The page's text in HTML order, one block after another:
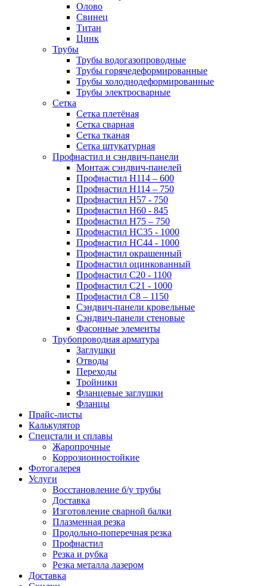
Олово
Свинец
Титан
Цинк
Трубы
Трубы водогазопроводные
Трубы горячедеформированные
Трубы холоднодеформированные
Трубы электросварные
Сетка
Сетка плетёная
Сетка сварная
Сетка тканая
Сетка штукатурная
Профнастил и сэндвич-панели
Монтаж сэндвич-панелей
Профнастил Н114 – 600
Профнастил Н114 – 750
Профнастил Н57 - 750
Профнастил Н60 - 845
Профнастил Н75 – 750
Профнастил НС35 - 1000
Профнастил НС44 - 1000
Профнастил окрашенный
Профнастил оцинкованный
Профнастил С20 - 1100
Профнастил С21 - 1000
Профнастил С8 – 1150
Сэндвич-панели кровельные
Сэндвич-панели стеновые
Фасонные элементы
Трубопроводная арматура
Заглушки
Отводы
Переходы
Тройники
Фланцевые заглушки
Фланцы
Прайс-листы
Калькулятор
Спецстали и сплавы
Жаропрочные
Коррозионностойкие
Фотогалерея
Услуги
Восстановление б/у трубы
Доставка
Изготовление сварной балки
Плазменная резка
Продольно-поперечная резка
Профнастил
Резка и рубка
Резка металла лазером
Доставка